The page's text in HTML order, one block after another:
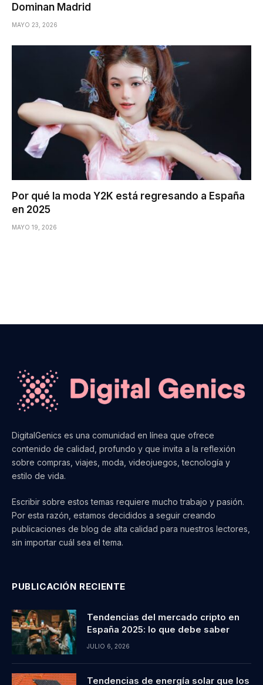
Dominan Madrid
MAYO 23, 2026
Por qué la moda Y2K está regresando a España
en 2025
MAYO 19, 2026
DigitalGenics es una comunidad en línea que ofrece
contenido de calidad, profundo y que invita a la reflexión
sobre compras, viajes, moda, videojuegos, tecnología y
estilo de vida.
Escribir sobre estos temas requiere mucho trabajo y pasión.
Por esta razón, estamos decididos a seguir creando
publicaciones de blog de alta calidad para nuestros lectores,
sin importar cuál sea el tema.
PUBLICACIÓN RECIENTE
Tendencias del mercado cripto en
España 2025: lo que debe saber
JULIO 6, 2026
Tendencias de energía solar que los